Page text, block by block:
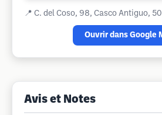
📍 C. del Coso, 98, Casco Antiguo,
Ouvrir dans Google
Avis et Notes